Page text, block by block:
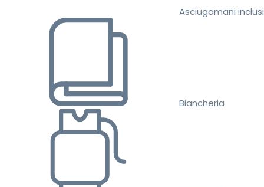
Asciugamani inclusi
Biancheria